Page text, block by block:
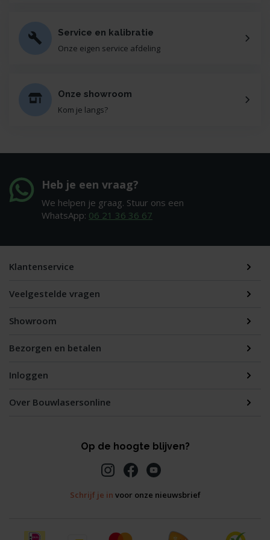
Service en kalibratie
Onze eigen service afdeling
Onze showroom
Kom je langs?
Heb je een vraag?
We helpen je graag. Stuur ons een
WhatsApp: 06 21 36 36 67
Klantenservice
Veelgestelde vragen
Showroom
Bezorgen en betalen
Inloggen
Over Bouwlasersonline
Op de hoogte blijven?
Schrijf je in voor onze nieuwsbrief